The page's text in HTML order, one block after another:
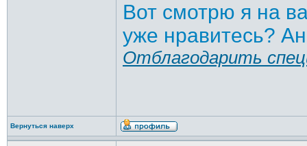
Вот смотрю я на
уже нравитесь?
Отблагодарить
Вернуться наверх